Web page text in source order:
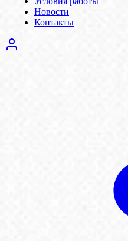
Новости
Контакты